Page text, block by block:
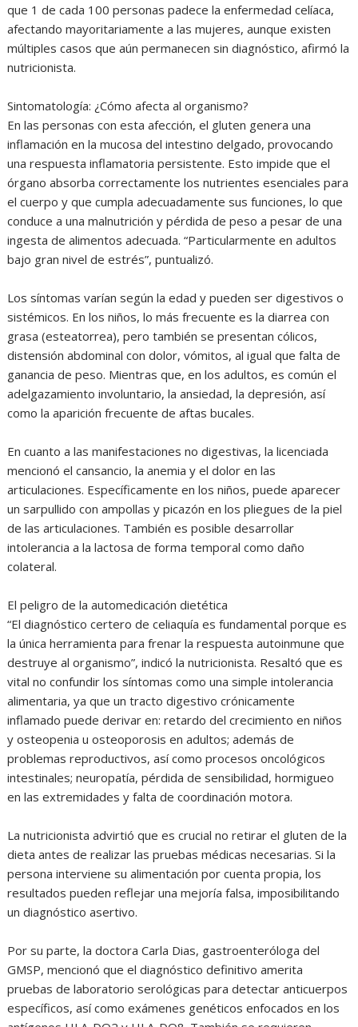
que 1 de cada 100 personas padece la enfermedad celíaca,
afectando mayoritariamente a las mujeres, aunque existen
múltiples casos que aún permanecen sin diagnóstico, afirmó la
nutricionista.
Sintomatología: ¿Cómo afecta al organismo?
En las personas con esta afección, el gluten genera una
inflamación en la mucosa del intestino delgado, provocando
una respuesta inflamatoria persistente. Esto impide que el
órgano absorba correctamente los nutrientes esenciales para
el cuerpo y que cumpla adecuadamente sus funciones, lo que
conduce a una malnutrición y pérdida de peso a pesar de una
ingesta de alimentos adecuada. “Particularmente en adultos
bajo gran nivel de estrés”, puntualizó.
Los síntomas varían según la edad y pueden ser digestivos o
sistémicos. En los niños, lo más frecuente es la diarrea con
grasa (esteatorrea), pero también se presentan cólicos,
distensión abdominal con dolor, vómitos, al igual que falta de
ganancia de peso. Mientras que, en los adultos, es común el
adelgazamiento involuntario, la ansiedad, la depresión, así
como la aparición frecuente de aftas bucales.
En cuanto a las manifestaciones no digestivas, la licenciada
mencionó el cansancio, la anemia y el dolor en las
articulaciones. Específicamente en los niños, puede aparecer
un sarpullido con ampollas y picazón en los pliegues de la piel
de las articulaciones. También es posible desarrollar
intolerancia a la lactosa de forma temporal como daño
colateral.
El peligro de la automedicación dietética
“El diagnóstico certero de celiaquía es fundamental porque es
la única herramienta para frenar la respuesta autoinmune que
destruye al organismo”, indicó la nutricionista. Resaltó que es
vital no confundir los síntomas como una simple intolerancia
alimentaria, ya que un tracto digestivo crónicamente
inflamado puede derivar en: retardo del crecimiento en niños
y osteopenia u osteoporosis en adultos; además de
problemas reproductivos, así como procesos oncológicos
intestinales; neuropatía, pérdida de sensibilidad, hormigueo
en las extremidades y falta de coordinación motora.
La nutricionista advirtió que es crucial no retirar el gluten de la
dieta antes de realizar las pruebas médicas necesarias. Si la
persona interviene su alimentación por cuenta propia, los
resultados pueden reflejar una mejoría falsa, imposibilitando
un diagnóstico asertivo.
Por su parte, la doctora Carla Dias, gastroenteróloga del
GMSP, mencionó que el diagnóstico definitivo amerita
pruebas de laboratorio serológicas para detectar anticuerpos
específicos, así como exámenes genéticos enfocados en los